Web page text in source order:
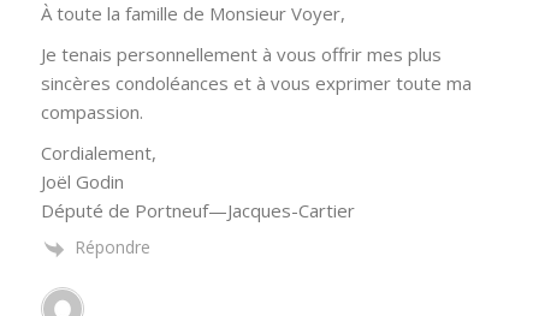
À toute la famille de Monsieur Voyer,
Je tenais personnellement à vous offrir mes plus
sincères condoléances et à vous exprimer toute ma
compassion.
Cordialement,
Joël Godin
Député de Portneuf—Jacques-Cartier
Répondre